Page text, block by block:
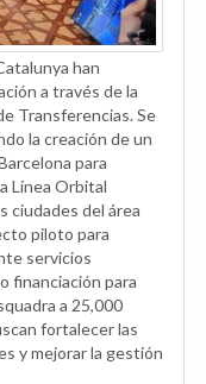
han
a través de la
Transferencias. Se
la creación de un
para
Línea Orbital
ciudades del área
piloto para
servicios
financiación para
a 25,000
fortalecer las
y mejorar la gestión